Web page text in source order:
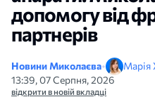
допомогу від
партнерів
Новини Миколаєва• Марія
13:39, 07 Серпня, 2026
відкрити в новій вкладці